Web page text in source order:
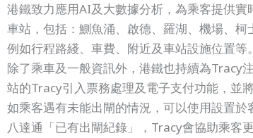
港鐵致力應用AI及大數據分析，為乘客提供
車站，包括：鰂魚涌、啟德、羅湖、機場、
例如行程路綫、車費、附近及車站設施位置等。
除了乘車及一般資訊外，港鐵也持續為Tracy
站的Tracy引入票務處理及電子支付功能，並
如乘客遇有未能出閘的情況，可以使用設置
八達通「已有出閘紀錄」，Tracy會協助乘客